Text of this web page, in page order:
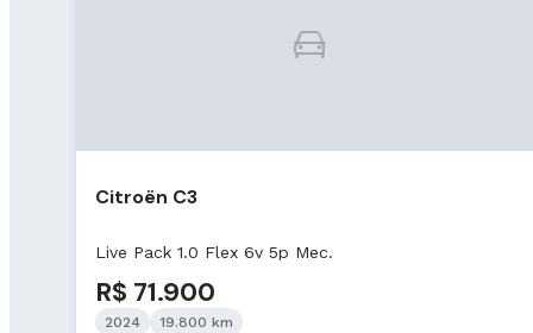
Citroën C3
Live Pack 1.0 Flex 6v 5p Mec.
R$ 71.900
2024
19.800 km